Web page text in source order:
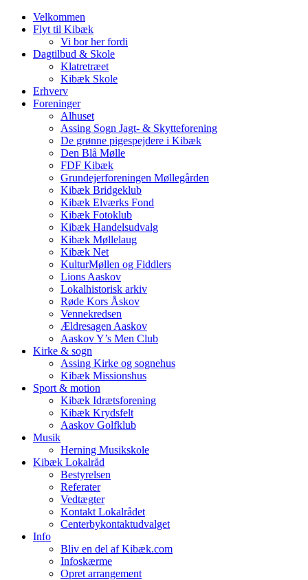
Velkommen
Flyt til Kibæk
Vi bor her fordi
Dagtilbud & Skole
Klatretræet
Kibæk Skole
Erhverv
Foreninger
Alhuset
Assing Sogn Jagt- & Skytteforening
De grønne pigespejdere i Kibæk
Den Blå Mølle
FDF Kibæk
Grundejerforeningen Møllegården
Kibæk Bridgeklub
Kibæk Elværks Fond
Kibæk Fotoklub
Kibæk Handelsudvalg
Kibæk Møllelaug
Kibæk Net
KulturMøllen og Fiddlers
Lions Aaskov
Lokalhistorisk arkiv
Røde Kors Åskov
Vennekredsen
Ældresagen Aaskov
Aaskov Y’s Men Club
Kirke & sogn
Assing Kirke og sognehus
Kibæk Missionshus
Sport & motion
Kibæk Idrætsforening
Kibæk Krydsfelt
Aaskov Golfklub
Musik
Herning Musikskole
Kibæk Lokalråd
Bestyrelsen
Referater
Vedtægter
Kontakt Lokalrådet
Centerbykontaktudvalget
Info
Bliv en del af Kibæk.com
Infoskærme
Opret arrangement